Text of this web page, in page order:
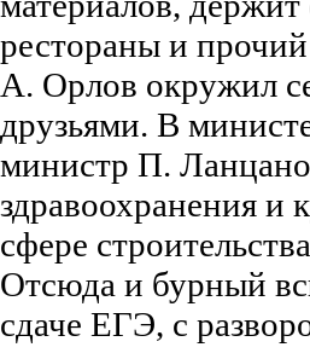
рестораны и
А. Орлов окружил
друзьями. В
министр П.
здравоохранения и
сфере
Отсюда и бурный
сдаче ЕГЭ, с